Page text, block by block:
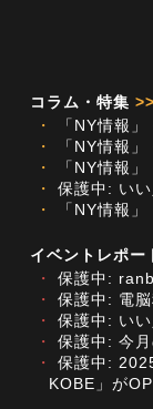
コラム・特集 >>
・
「NY情報
・
「NY情報
・
「NY情報
・
保護中: い
・
「NY情報
イベントレポー
・
保護中:
・
保護中: 電
・
保護中: い
・
保護中: 今
・
保護中:
KOBE」が